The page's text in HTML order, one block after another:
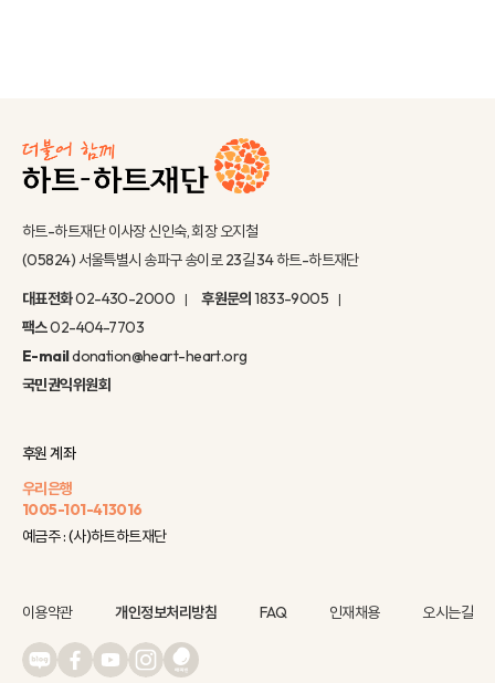
하트-하트재단 이사장 신인숙, 회장 오지철
(05824) 서울특별시 송파구 송이로 23길 34 하트-하트재단
대표전화02-430-2000 후원문의1833-9005
팩스02-404-7703
E-maildonation@heart-heart.org
국민권익위원회
후원 계좌
우리은행
1005-101-413016
예금주 : (사)하트하트재단
이용약관 개인정보처리방침 FAQ 인재채용 오시는길